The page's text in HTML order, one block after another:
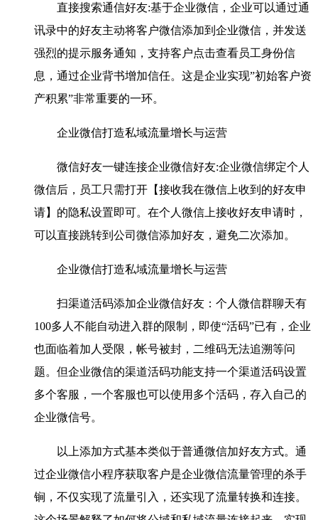
直接搜索通信好友:基于企业微信，企业可以通过通
讯录中的好友主动将客户微信添加到企业微信，并发送
强烈的提示服务通知，支持客户点击查看员工身份信
息，通过企业背书增加信任。这是企业实现”初始客户资
产积累”非常重要的一环。
企业微信打造私域流量增长与运营
微信好友一键连接企业微信好友:企业微信绑定个人
微信后，员工只需打开【接收我在微信上收到的好友申
请】的隐私设置即可。在个人微信上接收好友申请时，
可以直接跳转到公司微信添加好友，避免二次添加。
企业微信打造私域流量增长与运营
扫渠道活码添加企业微信好友：个人微信群聊天有
100多人不能自动进入群的限制，即使“活码”已有，企业
也面临着加人受限，帐号被封，二维码无法追溯等问
题。但企业微信的渠道活码功能支持一个渠道活码设置
多个客服，一个客服也可以使用多个活码，存入自己的
企业微信号。
以上添加方式基本类似于普通微信加好友方式。通
过企业微信小程序获取客户是企业微信流量管理的杀手
锏，不仅实现了流量引入，还实现了流量转换和连接。